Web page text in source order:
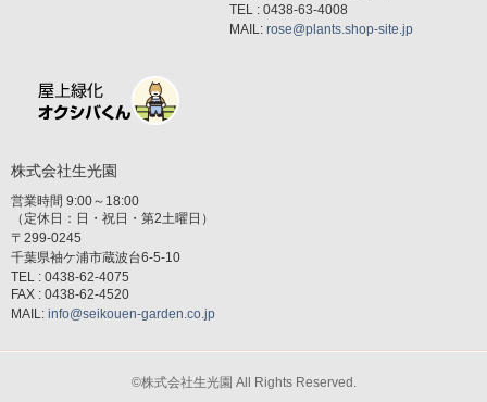
TEL : 0438-63-4008
MAIL: rose@plants.shop-site.jp
株式会社生光園
営業時間 9:00～18:00
（定休日：日・祝日・第2土曜日）
〒299-0245
千葉県袖ケ浦市蔵波台6-5-10
TEL : 0438-62-4075
FAX : 0438-62-4520
MAIL: info@seikouen-garden.co.jp
©株式会社生光園 All Rights Reserved.